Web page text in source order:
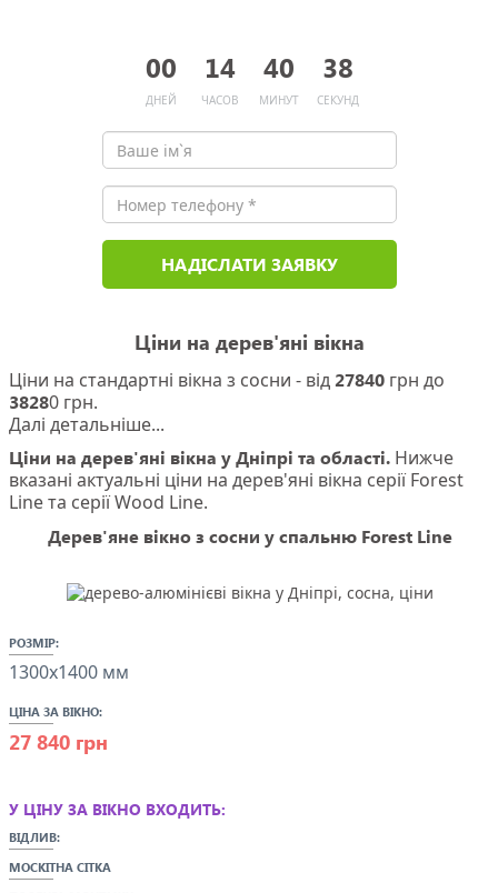
00
ДНЕЙ
14
ЧАСОВ
40
МИНУТ
37
СЕКУНД
Ціни на дерев'яні вікна
Ціни на стандартні вікна з сосни - від 27840 грн до
38280 грн.
Далі детальніше...
Ціни на дерев'яні вікна у Дніпрі та області. Нижче
вказані актуальні ціни на дерев'яні вікна серії Forest
Line та серії Wood Line.
Дерев'яне вікно з сосни у спальню Forest Line
РОЗМІР:
1300x1400 мм
ЦІНА ЗА ВІКНО:
27 840 грн
У ЦІНУ ЗА ВІКНО ВХОДИТЬ:
ВІДЛИВ:
МОСКІТНА СІТКА